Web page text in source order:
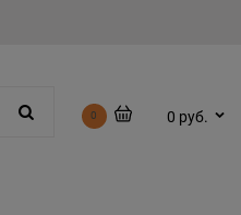
0 0 руб.